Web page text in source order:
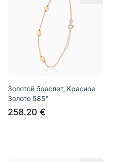
Золотой браслет, Красное
Золото 585°
258.20 €